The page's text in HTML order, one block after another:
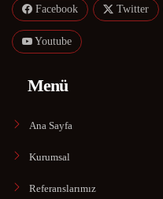
Facebook Twitter
Youtube
Menü
Ana Sayfa
Kurumsal
Referanslarımız